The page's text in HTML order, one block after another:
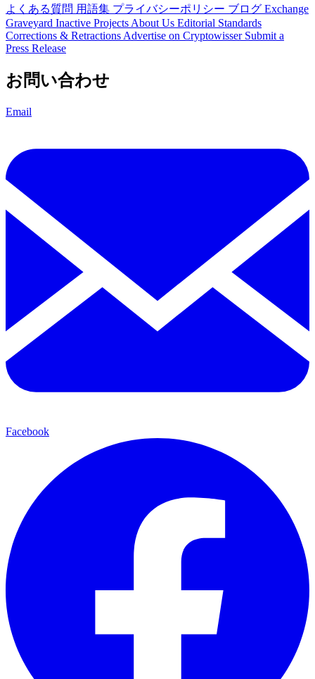
よくある質問 用語集 プライバシーポリシー ブログ Exchange
Graveyard Inactive Projects About Us Editorial Standards
Corrections & Retractions Advertise on Cryptowisser Submit a
Press Release
お問い合わせ
Email
Facebook